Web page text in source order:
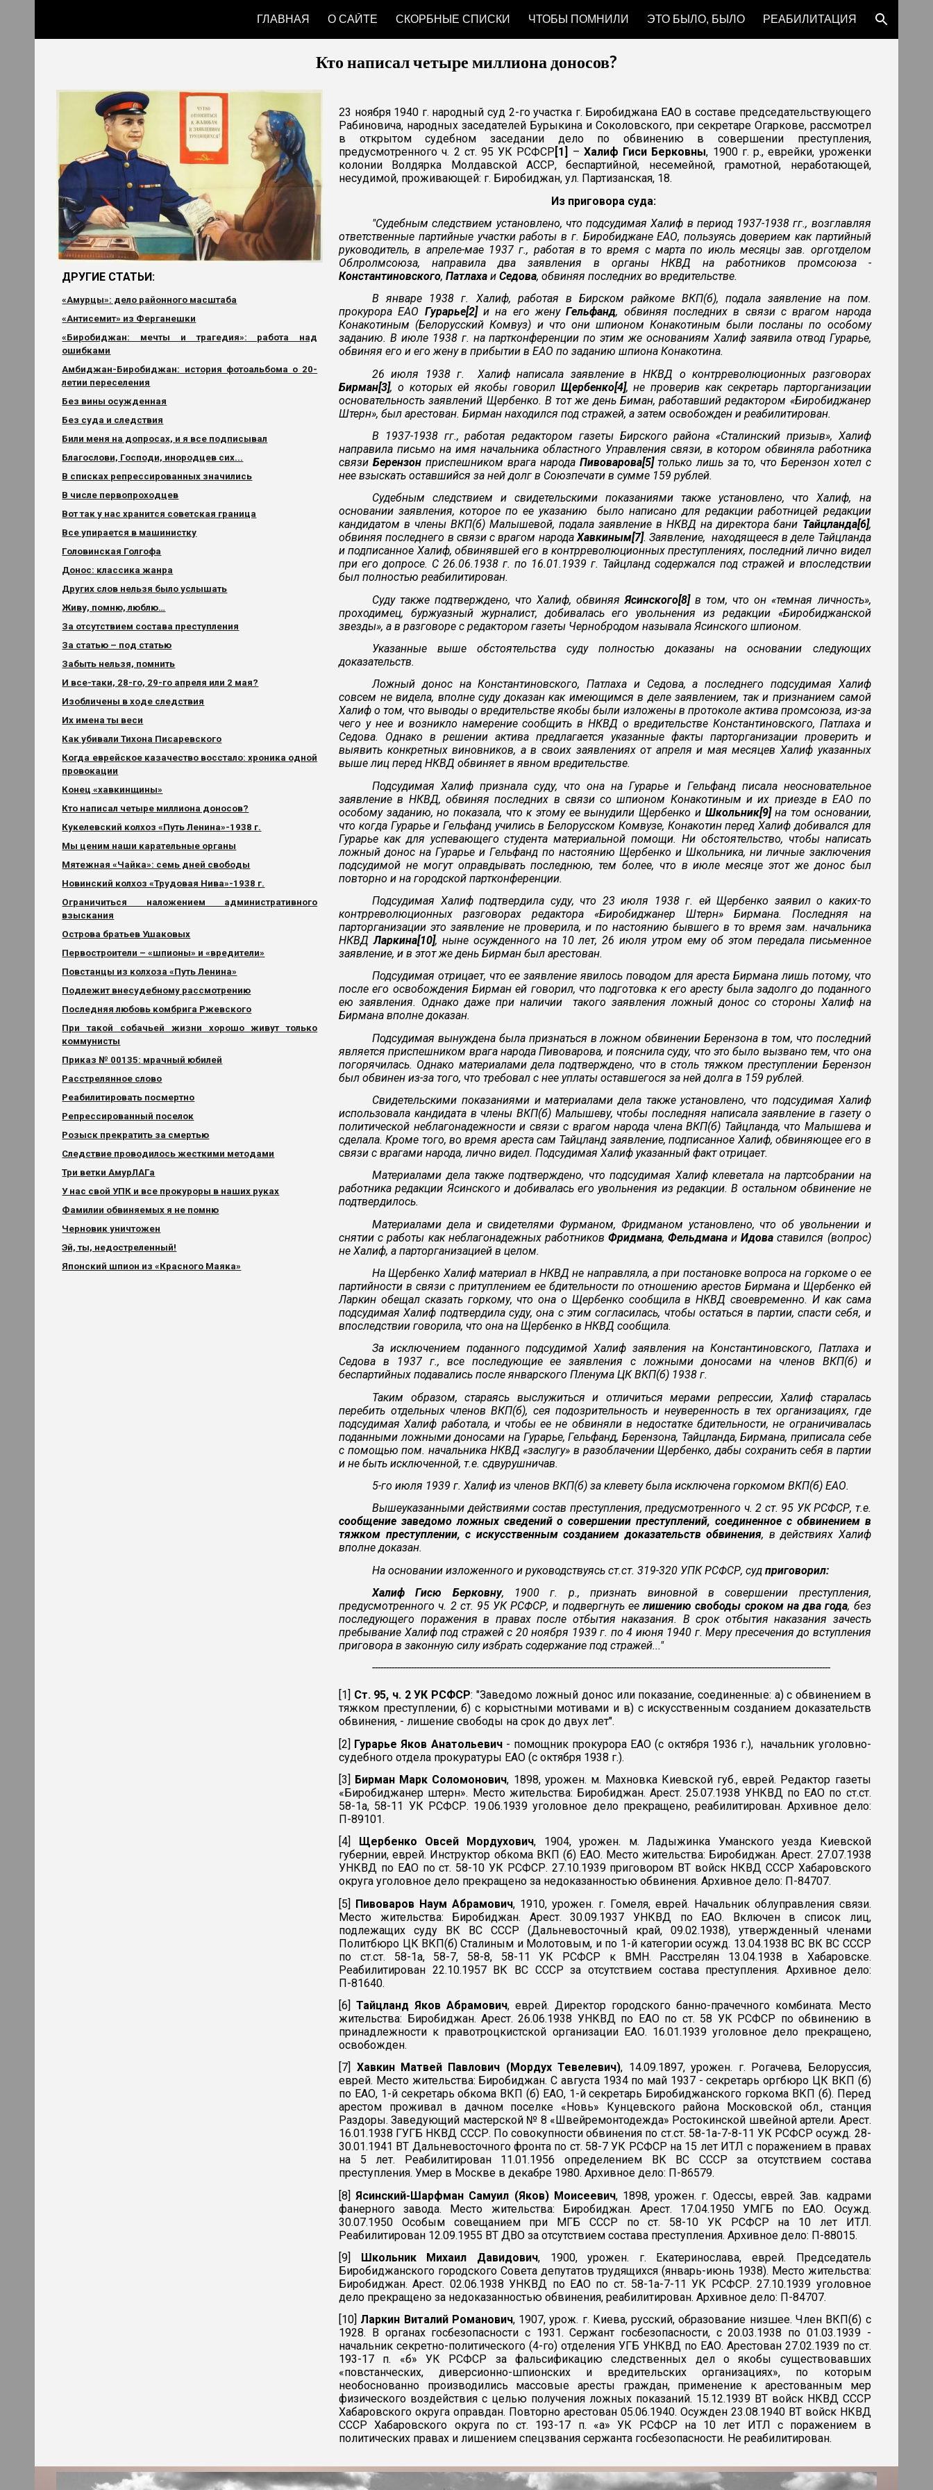
Skip to main content Skip to navigation
ГЛАВНАЯ О САЙТЕ СКОРБНЫЕ СПИСКИ ЧТОБЫ ПОМНИЛИ ЭТО БЫЛО, БЫЛО РЕАБИЛИТАЦИЯ
Кто написал четыре миллиона доносов?
ДРУГИЕ СТАТЬИ:
«Амурцы»: дело районного масштаба
«Антисемит» из Ферганешки
«Биробиджан: мечты и трагедия»: работа над
ошибками
Амбиджан-Биробиджан: история фотоальбома о 20-
летии переселения
Без вины осужденная
Без суда и следствия
Били меня на допросах, и я все подписывал
Благослови, Господи, инородцев сих...
В списках репрессированных значились
В числе первопроходцев
Вот так у нас хранится советская граница
Все упирается в машинистку
Головинская Голгофа
Донос: классика жанра
Других слов нельзя было услышать
Живу, помню, люблю…
За отсутствием состава преступления
За статью – под статью
Забыть нельзя, помнить
И все-таки, 28-го, 29-го апреля или 2 мая?
Изобличены в ходе следствия
Их имена ты веси
Как убивали Тихона Писаревского
Когда еврейское казачество восстало: хроника одной
провокации
Конец «хавкинщины»
Кто написал четыре миллиона доносов?
Кукелевский колхоз «Путь Ленина»-1938 г.
Мы ценим наши карательные органы
Мятежная «Чайка»: семь дней свободы
Новинский колхоз «Трудовая Нива»-1938 г.
Ограничиться наложением административного
взыскания
Острова братьев Ушаковых
Первостроители – «шпионы» и «вредители»
Повстанцы из колхоза «Путь Ленина»
Подлежит внесудебному рассмотрению
Последняя любовь комбрига Ржевского
При такой собачьей жизни хорошо живут только
коммунисты
Приказ № 00135: мрачный юбилей
Расстрелянное слово
Реабилитировать посмертно
Репрессированный поселок
Розыск прекратить за смертью
Следствие проводилось жесткими методами
Три ветки АмурЛАГа
У нас свой УПК и все прокуроры в наших руках
Фамилии обвиняемых я не помню
Черновик уничтожен
Эй, ты, недостреленный!
Японский шпион из «Красного Маяка»
23 ноября 1940 г. народный суд 2-го участка г. Биробиджана ЕАО в составе председательствующего
Рабиновича, народных заседателей Бурыкина и Соколовского, при секретаре Огаркове, рассмотрел
в открытом судебном заседании дело по обвинению в совершении преступления,
предусмотренного ч. 2 ст. 95 УК РСФСР [1] – Халиф Гиси Берковны, 1900 г. р., еврейки, уроженки
колонии Волдярка Молдавской АССР, беспартийной, несемейной, грамотной, неработающей,
несудимой, проживающей: г. Биробиджан, ул. Партизанская, 18.
Из приговора суда:
"Судебным следствием установлено, что подсудимая Халиф в период 1937-1938 гг., возглавляя
ответственные партийные участки работы в г. Биробиджане ЕАО, пользуясь доверием как партийный
руководитель, в апреле-мае 1937 г., работая в то время с марта по июль месяцы зав. орготделом
Облролмсоюза, направила два заявления в органы НКВД на работников промсоюза -
Константиновского,Патлаха иСедова, обвиняя последних во вредительстве.
В январе 1938 г. Халиф, работая в Бирском райкоме ВКП(б), подала заявление на пом.
прокурора ЕАО Гурарье[2]и на его женуГельфанд, обвиняя последних в связи с врагом народа
Конакотиным (Белорусский Комвуз) и что они шпионом Конакотиным были посланы по особому
заданию. В июле 1938 г. на партконференции по этим же основаниям Халиф заявила отвод Гурарье,
обвиняя его и его жену в прибытии в ЕАО по заданию шпиона Конакотина.
26 июля 1938 г. Халиф написала заявление в НКВД о контрреволюционных разговорах
Бирман[3], о которых ей якобы говорил Щербенко[4], не проверив как секретарь парторганизации
основательность заявлений Щербенко. В тот же день Биман, работавший редактором «Биробиджанер
Штерн», был арестован. Бирман находился под стражей, а затем освобожден и реабилитирован.
В 1937-1938 гг., работая редактором газеты Бирского района «Сталинский призыв», Халиф
направила письмо на имя начальника областного Управления связи, в котором обвиняла работника
связиБерензон приспешником врага народа Пивоварова[5]только лишь за то, что Берензон хотел с
нее взыскать оставшийся за ней долг в Союзпечати в сумме 159 рублей.
Судебным следствием и свидетельскими показаниями также установлено, что Халиф, на
основании заявления, которое по ее указанию было написано для редакции работницей редакции
кандидатом в члены ВКП(б) Малышевой, подала заявление в НКВД на директора бани Тайцланда[6],
обвиняя последнего в связи с врагом народаХавкиным[7]. Заявление, находящееся в деле Тайцланда
и подписанное Халиф, обвинявшей его в контрреволюционных преступлениях, последний лично видел
при его допросе. С 26.06.1938 г. по 16.01.1939 г. Тайцланд содержался под стражей и впоследствии
был полностью реабилитирован.
Суду также подтверждено, что Халиф, обвиняяЯсинского[8]в том, что он «темная личность»,
проходимец, буржуазный журналист, добивалась его увольнения из редакции «Биробиджанской
звезды», а в разговоре с редактором газеты Чернобродом называла Ясинского шпионом.
Указанные выше обстоятельства суду полностью доказаны на основании следующих
доказательств.
Ложный донос на Константиновского, Патлаха и Седова, а последнего подсудимая Халиф
совсем не видела, вполне суду доказан как имеющимся в деле заявлением, так и признанием самой
Халиф о том, что выводы о вредительстве якобы были изложены в протоколе актива промсоюза, из-за
чего у нее и возникло намерение сообщить в НКВД о вредительстве Константиновского, Патлаха и
Седова. Однако в решении актива предлагается указанные факты парторганизации проверить и
выявить конкретных виновников, а в своих заявлениях от апреля и мая месяцев Халиф указанных
выше лиц перед НКВД обвиняет в явном вредительстве.
Подсудимая Халиф признала суду, что она на Гурарье и Гельфанд писала неосновательное
заявление в НКВД, обвиняя последних в связи со шпионом Конакотиным и их приезде в ЕАО по
особому заданию, но показала, что к этому ее вынудили Щербенко и Школьник[9]на том основании,
что когда Гурарье и Гельфанд учились в Белорусском Комвузе, Конакотин перед Халиф добивался для
Гурарье как для успевающего студента материальной помощи. Ни обстоятельство, чтобы написать
ложный донос на Гурарье и Гельфанд по настоянию Щербенко и Школьника, ни личные заключения
подсудимой не могут оправдывать последнюю, тем более, что в июле месяце этот же донос был
повторно и на городской партконференции.
Подсудимая Халиф подтвердила суду, что 23 июля 1938 г. ей Щербенко заявил о каких-то
контрреволюционных разговорах редактора «Биробиджанер Штерн» Бирмана. Последняя на
парторганизации это заявление не проверила, и по настоянию бывшего в то время зам. начальника
НКВДЛаркина[10], ныне осужденного на 10 лет, 26 июля утром ему об этом передала письменное
заявление, и в этот же день Бирман был арестован.
Подсудимая отрицает, что ее заявление явилось поводом для ареста Бирмана лишь потому, что
после его освобождения Бирман ей говорил, что подготовка к его аресту была задолго до поданного
ею заявления. Однако даже при наличии такого заявления ложный донос со стороны Халиф на
Бирмана вполне доказан.
Подсудимая вынуждена была признаться в ложном обвинении Берензона в том, что последний
является приспешником врага народа Пивоварова, и пояснила суду, что это было вызвано тем, что она
погорячилась. Однако материалами дела подтверждено, что в столь тяжком преступлении Берензон
был обвинен из-за того, что требовал с нее уплаты оставшегося за ней долга в 159 рублей.
Свидетельскими показаниями и материалами дела также установлено, что подсудимая Халиф
использовала кандидата в члены ВКП(б) Малышеву, чтобы последняя написала заявление в газету о
политической неблагонадежности и связи с врагом народа члена ВКП(б) Тайцланда, что Малышева и
сделала. Кроме того, во время ареста сам Тайцланд заявление, подписанное Халиф, обвиняющее его в
связи с врагами народа, лично видел. Подсудимая Халиф указанный факт отрицает.
Материалами дела также подтверждено, что подсудимая Халиф клеветала на партсобрании на
работника редакции Ясинского и добивалась его увольнения из редакции. В остальном обвинение не
подтвердилось.
Материалами дела и свидетелями Фурманом, Фридманом установлено, что об увольнении и
снятии с работы как неблагонадежных работников Фридмана,Фельдмана иИдова ставился (вопрос)
не Халиф, а парторганизацией в целом.
На Щербенко Халиф материал в НКВД не направляла, а при постановке вопроса на горкоме о ее
партийности в связи с притуплением ее бдительности по отношению арестов Бирмана и Щербенко ей
Ларкин обещал сказать горкому, что она о Щербенко сообщила в НКВД своевременно. И как сама
подсудимая Халиф подтвердила суду, она с этим согласилась, чтобы остаться в партии, спасти себя, и
впоследствии говорила, что она на Щербенко в НКВД сообщила.
За исключением поданного подсудимой Халиф заявления на Константиновского, Патлаха и
Седова в 1937 г., все последующие ее заявления с ложными доносами на членов ВКП(б) и
беспартийных подавались после январского Пленума ЦК ВКП(б) 1938 г.
Таким образом, стараясь выслужиться и отличиться мерами репрессии, Халиф старалась
перебить отдельных членов ВКП(б), сея подозрительность и неуверенность в тех организациях, где
подсудимая Халиф работала, и чтобы ее не обвиняли в недостатке бдительности, не ограничивалась
поданными ложными доносами на Гурарье, Гельфанд, Берензона, Тайцланда, Бирмана, приписала себе
с помощью пом. начальника НКВД «заслугу» в разоблачении Щербенко, дабы сохранить себя в партии
и не быть исключенной, т.е. сдвурушничав.
5-го июля 1939 г. Халиф из членов ВКП(б) за клевету была исключена горкомом ВКП(б) ЕАО.
Вышеуказанными действиями состав преступления, предусмотренного ч. 2 ст. 95 УК РСФСР, т.е.
сообщение заведомо ложных сведений о совершении преступлений, соединенное с обвинением в
тяжком преступлении, с искусственным созданием доказательств обвинения, в действиях Халиф
вполне доказан.
На основании изложенного и руководствуясь ст.ст. 319-320 УПК РСФСР, судприговорил:
Халиф Гисю Берковну, 1900 г. р., признать виновной в совершении преступления,
предусмотренного ч. 2 ст. 95 УК РСФСР, и подвергнуть еелишению свободы сроком на два года, без
последующего поражения в правах после отбытия наказания. В срок отбытия наказания зачесть
пребывание Халиф под стражей с 20 ноября 1939 г. по 4 июня 1940 г. Меру пресечения до вступления
приговора в законную силу избрать содержание под стражей..."
---------------------------------------------------------------------------------------------------------------------------------------------------------------------
[1] Ст. 95, ч. 2 УК РСФСР: "Заведомо ложный донос или показание, соединенные: а) с обвинением в
тяжком преступлении, б) с корыстными мотивами и в) с искусственным созданием доказательств
обвинения, - лишение свободы на срок до двух лет".
[2] Гурарье Яков Анатольевич- помощник прокурора ЕАО (с октября 1936 г.), начальник уголовно-
судебного отдела прокуратуры ЕАО (с октября 1938 г.).
[3] Бирман Марк Соломонович, 1898, урожен. м. Махновка Киевской губ., еврей. Редактор газеты
«Биробиджанер штерн». Место жительства: Биробиджан. Арест. 25.07.1938 УНКВД по ЕАО по ст.ст.
58-1а, 58-11 УК РСФСР. 19.06.1939 уголовное дело прекращено, реабилитирован. Архивное дело:
П-89101.
[4]
Щербенко Овсей Мордухович, 1904, урожен. м. Ладыжинка Уманского уезда Киевской
губернии, еврей. Инструктор обкома ВКП (б) ЕАО. Место жительства: Биробиджан. Арест. 27.07.1938
УНКВД по ЕАО по ст. 58-10 УК РСФСР. 27.10.1939 приговором ВТ войск НКВД СССР Хабаровского
округа уголовное дело прекращено за недоказанностью обвинения. Архивное дело: П-84707.
[5] Пивоваров Наум Абрамович, 1910, урожен. г. Гомеля, еврей. Начальник облуправления связи.
Место жительства: Биробиджан. Арест. 30.09.1937 УНКВД по ЕАО. Включен в список лиц,
подлежащих суду ВК ВС СССР (Дальневосточный край, 09.02.1938), утвержденный членами
Политбюро ЦК ВКП(б) Сталиным и Молотовым, и по 1-й категории осужд. 13.04.1938 ВС ВК ВС СССР
по ст.ст. 58-1а, 58-7, 58-8, 58-11 УК РСФСР к ВМН. Расстрелян 13.04.1938 в Хабаровске.
Реабилитирован 22.10.1957 ВК ВС СССР за отсутствием состава преступления. Архивное дело:
П-81640.
[6]Тайцланд Яков Абрамович, еврей. Директор городского банно-прачечного комбината. Место
жительства: Биробиджан. Арест. 26.06.1938 УНКВД по ЕАО по ст. 58 УК РСФСР по обвинению в
принадлежности к правотроцкистской организации ЕАО. 16.01.1939 уголовное дело прекращено,
освобожден.
[7] Хавкин Матвей Павлович (Мордух Тевелевич), 14.09.1897, урожен. г. Рогачева, Белоруссия,
еврей. Место жительства: Биробиджан. С августа 1934 по май 1937 - секретарь оргбюро ЦК ВКП (б)
по ЕАО, 1-й секретарь обкома ВКП (б) ЕАО, 1-й секретарь Биробиджанского горкома ВКП (б). Перед
арестом проживал в дачном поселке «Новь» Кунцевского района Московской обл., станция
Раздоры. Заведующий мастерской № 8 «Швейремонтодежда» Ростокинской швейной артели. Арест.
16.01.1938 ГУГБ НКВД СССР. По совокупности обвинения по ст.ст. 58-1а-7-8-11 УК РСФСР осужд. 28-
30.01.1941 ВТ Дальневосточного фронта по ст. 58-7 УК РСФСР на 15 лет ИТЛ с поражением в правах
на 5 лет. Реабилитирован 11.01.1956 определением ВК ВС СССР за отсутствием состава
преступления. Умер в Москве в декабре 1980. Архивное дело: П-86579.
[8] Ясинский-Шарфман Самуил (Яков) Моисеевич, 1898, урожен. г. Одессы, еврей. Зав. кадрами
фанерного завода. Место жительства: Биробиджан. Арест. 17.04.1950 УМГБ по ЕАО. Осужд.
30.07.1950 Особым совещанием при МГБ СССР по ст. 58-10 УК РСФСР на 10 лет ИТЛ.
Реабилитирован 12.09.1955 ВТ ДВО за отсутствием состава преступления. Архивное дело: П-88015.
[9] Школьник Михаил Давидович, 1900, урожен. г. Екатеринослава, еврей. Председатель
Биробиджанского городского Совета депутатов трудящихся (январь-июнь 1938). Место жительства:
Биробиджан. Арест. 02.06.1938 УНКВД по ЕАО по ст. 58-1а-7-11 УК РСФСР. 27.10.1939 уголовное
дело прекращено за недоказанностью обвинения, реабилитирован. Архивное дело: П-84707.
[10] Ларкин Виталий Романович, 1907, урож. г. Киева, русский, образование низшее. Член ВКП(б) с
1928. В органах госбезопасности с 1931. Сержант госбезопасности, с 20.03.1938 по 01.03.1939 -
начальник секретно-политического (4-го) отделения УГБ УНКВД по ЕАО. Арестован 27.02.1939 по ст.
193-17 п. «б» УК РСФСР за фальсификацию следственных дел о якобы существовавших
«повстанческих, диверсионно-шпионских и вредительских организациях», по которым
необоснованно производились массовые аресты граждан, применение к арестованным мер
физического воздействия с целью получения ложных показаний. 15.12.1939 ВТ войск НКВД СССР
Хабаровского округа оправдан. Повторно арестован 05.06.1940. Осужден 23.08.1940 ВТ войск НКВД
СССР Хабаровского округа по ст. 193-17 п. «а» УК РСФСР на 10 лет ИТЛ с поражением в
политических правах и лишением спецзвания сержанта госбезопасности. Не реабилитирован.